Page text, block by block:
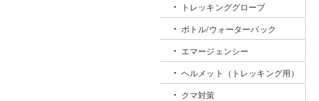
トレッキンググローブ
ボトル/ウォーターパック
エマージェンシー
ヘルメット（トレッキング用）
クマ対策